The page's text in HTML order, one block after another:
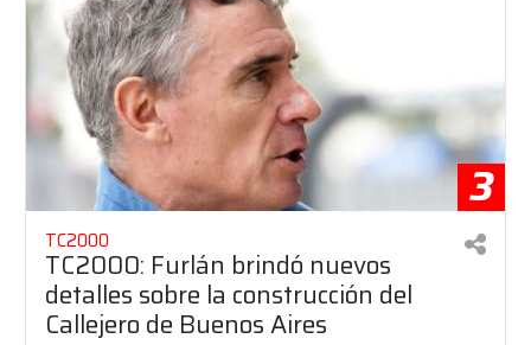
3
TC2000
TC2000: Furlán brindó nuevos
detalles sobre la construcción del
Callejero de Buenos Aires